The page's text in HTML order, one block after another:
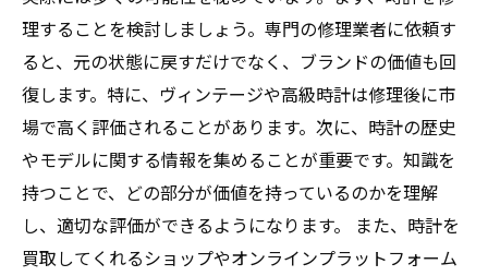
理することを検討しましょう。専門の修理業者に依頼す
ると、元の状態に戻すだけでなく、ブランドの価値も回
復します。特に、ヴィンテージや高級時計は修理後に市
場で高く評価されることがあります。次に、時計の歴史
やモデルに関する情報を集めることが重要です。知識を
持つことで、どの部分が価値を持っているのかを理解
し、適切な評価ができるようになります。 また、時計を
買取してくれるショップやオンラインプラットフォーム